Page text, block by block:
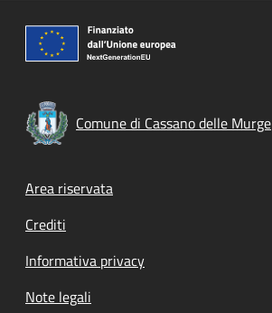
Comune di Cassano delle Murge
Footer menu
Area riservata
Crediti
Informativa privacy
Note legali